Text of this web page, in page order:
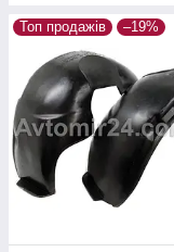
Топ продажів –19%